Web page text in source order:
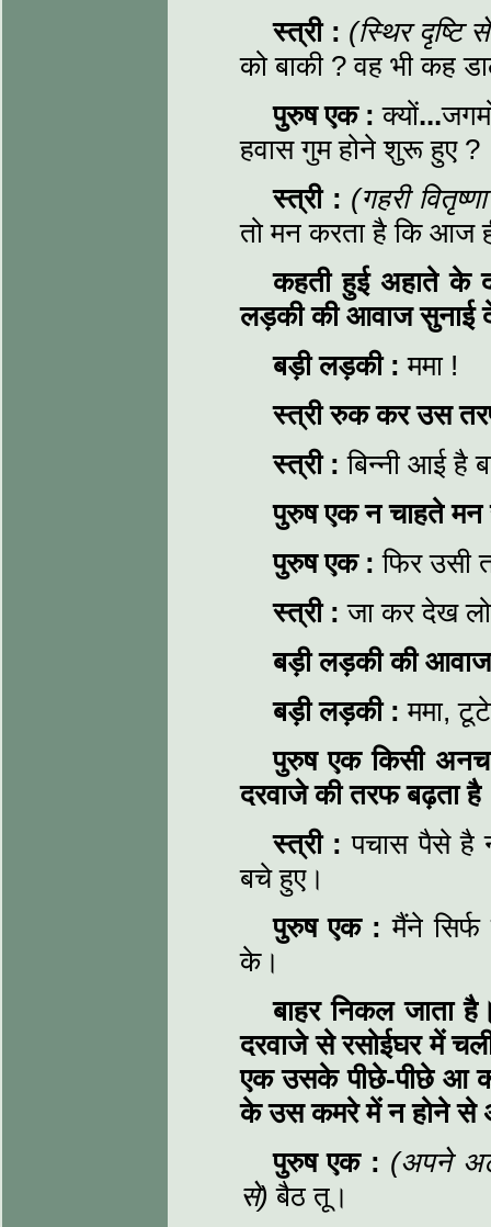
स्त्री : (स्थिर दृष्टि
को बाकी ? वह भी कह
पुरुष एक :क्यों...
हवास गुम होने शुरू हुए ?
स्त्री : (गहरी
तो मन करता है कि आज
कहती हुई अहाते के
लड़की की आवाज सुनाई
बड़ी लड़की :ममा !
स्त्री रुक कर उस
स्त्री :बिन्नी आई है
पुरुष एक न चाहते
पुरुष एक :फिर उसी
स्त्री :जा कर देख
बड़ी लड़की की
बड़ी लड़की :ममा,
पुरुष एक किसी
दरवाजे की तरफ बढ़ता
स्त्री :पचास पैसे है
बचे हुए।
पुरुष एक :मैंने
के।
बाहर निकल जाता
दरवाजे से रसोईघर में
एक उसके पीछे-पीछे आ
के उस कमरे में न होने से
पुरुष एक : (अपने
से) बैठ तू।